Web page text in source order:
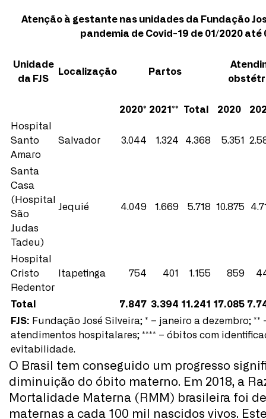
Atenção à gestante nas unidades da Fundação
pandemia de Covid-19 de 01/2020 até
Unidade
da FJS
Localização Partos
2020* 2021** Total 2020
Hospital
Santo
Amaro
Salvador 3.044 1.324 4.368 5.351
Santa
Casa
(Hospital
São
Judas
Tadeu)
Jequié 4.049 1.669 5.718 10.875
Hospital
Cristo
Redentor
Itapetinga 754 401 1.155 859
Total 7.847 3.394 11.241 17.085
FJS: Fundação José Silveira; * – janeiro a dezembro; **
atendimentos hospitalares; **** – óbitos com
evitabilidade.
O Brasil tem conseguido um progresso
diminuição do óbito materno. Em 2018, a
Mortalidade Materna (RMM) brasileira foi
maternas a cada 100 mil nascidos vivos.